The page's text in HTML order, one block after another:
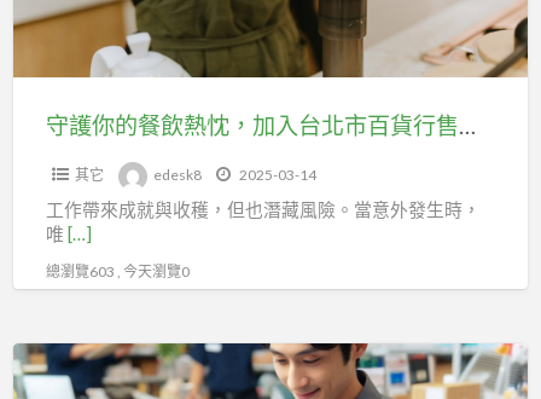
來
固！
熱
加
售
貨
守護你的餐飲熱忱，加入台北市百貨行售貨職業工會，讓你的未來更穩固！
其它 edesk8 2025-03-14
工作帶來成就與收穫，但也潛藏風險。當意外發生時，
唯 […]
總瀏覽603 , 今天瀏覽0
加
入